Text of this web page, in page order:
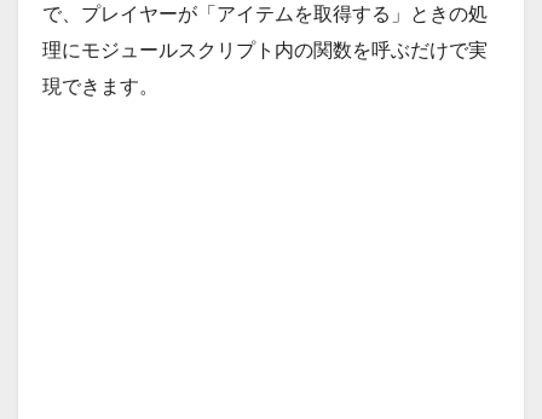
で、プレイヤーが「アイテムを取得する」ときの処
理にモジュールスクリプト内の関数を呼ぶだけで実
現できます。